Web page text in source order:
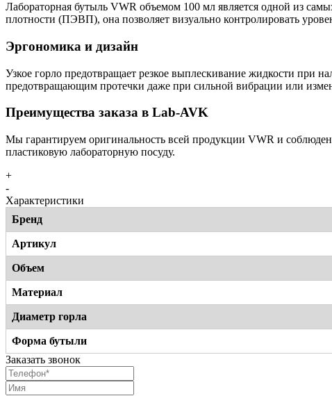
Лабораторная бутыль VWR объемом 100 мл является одной из
плотности (ПЭВП), она позволяет визуально контролировать
Эргономика и дизайн
Узкое горло предотвращает резкое выплескивание жидкости при
предотвращающим протечки даже при сильной вибрации или
Преимущества заказа в Lab-AVK
Мы гарантируем оригинальность всей продукции VWR и
пластиковую лабораторную посуду.
+
-
Характеристики
Бренд
Артикул
Объем
Материал
Диаметр горла
Форма бутыли
Заказать звонок